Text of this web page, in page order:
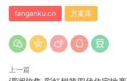
fanganku.cn 方案库
上一篇